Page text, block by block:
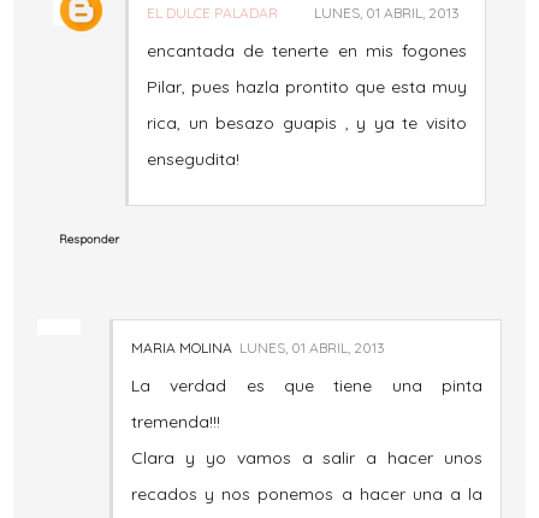
EL DULCE PALADAR LUNES, 01 ABRIL, 2013
encantada de tenerte en mis fogones
Pilar, pues hazla prontito que esta muy
rica, un besazo guapis , y ya te visito
ensegudita!
Responder
MARIA MOLINA LUNES, 01 ABRIL, 2013
La verdad es que tiene una pinta
tremenda!!!
Clara y yo vamos a salir a hacer unos
recados y nos ponemos a hacer una a la